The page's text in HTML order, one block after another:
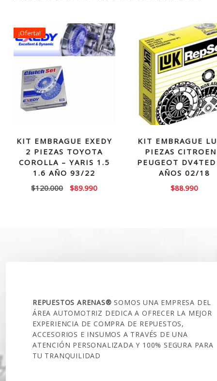
¡Oferta!
KIT EMBRAGUE EXEDY
2 PIEZAS TOYOTA
COROLLA – YARIS 1.5
1.6 AÑO 93/22
$120.000
El
$89.990El
KIT EMBRAGUE
PIEZAS
PEUGEOT
AÑOS 02/18
$88.990
REPUESTOS ARENAS®SOMOS UNA EMPRESA DEL
ÁREA AUTOMOTRIZ DEDICA A OFRECER LA MEJOR
EXPERIENCIA DE COMPRA DE REPUESTOS,
ACCESORIOS E INSUMOS A TRAVÉS DE UNA
ATENCIÓN PERSONALIZADA Y 100% SEGURA PARA
TU TRANQUILIDAD